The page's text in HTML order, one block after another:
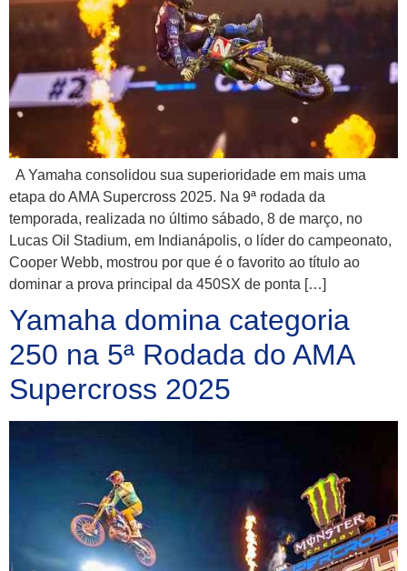
A Yamaha consolidou sua superioridade em mais uma
etapa do AMA Supercross 2025. Na 9ª rodada da
temporada, realizada no último sábado, 8 de março, no
Lucas Oil Stadium, em Indianápolis, o líder do campeonato,
Cooper Webb, mostrou por que é o favorito ao título ao
dominar a prova principal da 450SX de ponta […]
Yamaha domina categoria
250 na 5ª Rodada do AMA
Supercross 2025